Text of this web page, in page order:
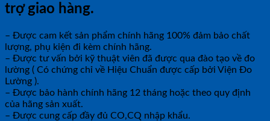
trợ giao hàng.
– Được cam kết sản phẩm chính hãng 100% đảm bảo chất
lượng, phụ kiện đi kèm chính hãng.
– Được tư vấn bởi kỹ thuật viên đã được qua đào tạo về đo
lường ( Có chứng chỉ về Hiệu Chuẩn được cấp bởi Viện Đo
Lường ).
– Được bảo hành chính hãng 12 tháng hoặc theo quy định
của hãng sản xuất.
– Được cung cấp đầy đủ CO,CQ nhập khẩu.